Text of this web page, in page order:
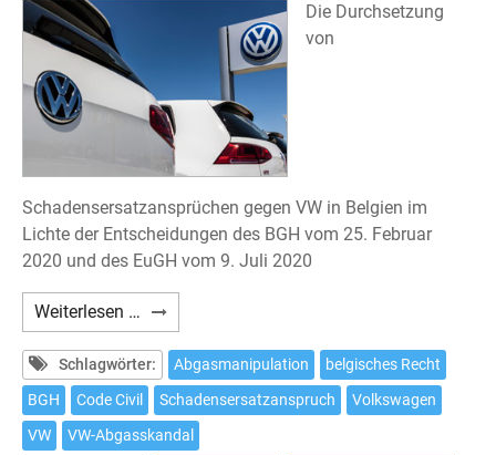
Die Durchsetzung
von
Schadensersatzansprüchen gegen VW in Belgien im
Lichte der Entscheidungen des BGH vom 25. Februar
2020 und des EuGH vom 9. Juli 2020
Weiterlesen … Klage
gegen
Volkswagen
nach
belgischem
Recht
Schlagwörter: Abgasmanipulation
belgisches Recht
BGH
Code Civil Schadensersatzanspruch
Volkswagen
VW
VW-Abgasskandal